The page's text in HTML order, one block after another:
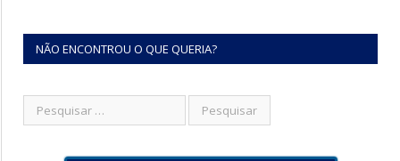
NÃO ENCONTROU O QUE QUERIA?